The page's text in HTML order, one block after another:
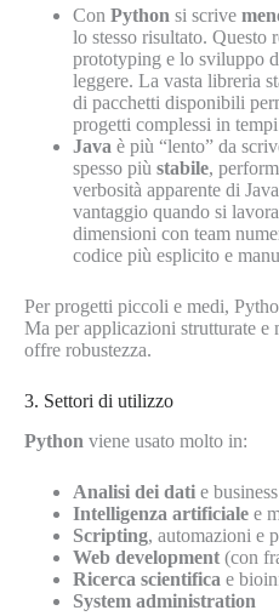
Con Python si scrive
lo stesso risultato. Questo
prototyping e lo sviluppo
leggere. La vasta libreria
di pacchetti disponibili
progetti complessi in
Java è più “lento” da
spesso più stabile,
verbosità apparente di
vantaggio quando si
dimensioni con team
codice più esplicito e
Per progetti piccoli e medi,
Ma per applicazioni strutturate e
offre robustezza.
3. Settori di utilizzo
Python viene usato molto in:
Analisi dei dati e
Intelligenza artificiale e
Scripting, automazioni e
Web development (con
Ricerca scientifica e
System administration